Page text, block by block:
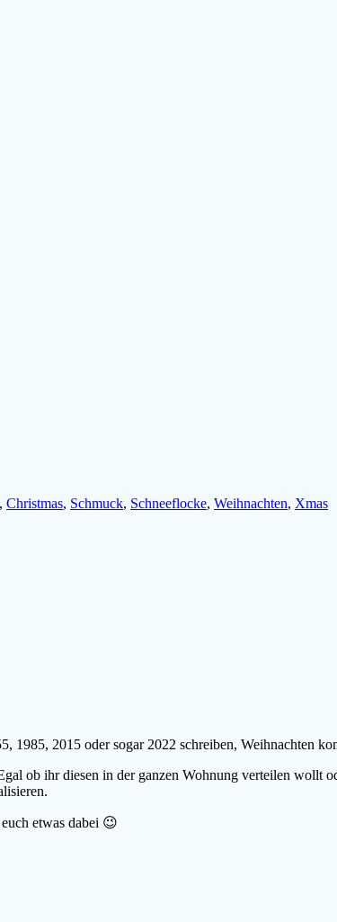
, Christmas, Schmuck, Schneeflocke, Weihnachten, Xmas
1985, 2015 oder sogar 2022 schreiben, Weihnachten
ob ihr diesen in der ganzen Wohnung verteilen wollt
etwas dabei 😉